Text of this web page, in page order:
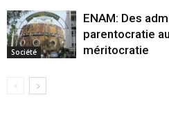
Société
ENAM: Des
parentocratie
méritocratie